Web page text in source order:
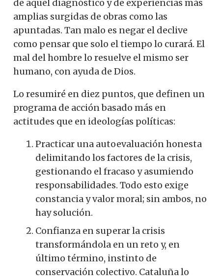
de aquel diagnóstico y de experiencias más
amplias surgidas de obras como las
apuntadas. Tan malo es negar el declive
como pensar que solo el tiempo lo curará. El
mal del hombre lo resuelve el mismo ser
humano, con ayuda de Dios.
Lo resumiré en diez puntos, que definen un
programa de acción basado más en
actitudes que en ideologías políticas:
Practicar una autoevaluación honesta
delimitando los factores de la crisis,
gestionando el fracaso y asumiendo
responsabilidades. Todo esto exige
constancia y valor moral; sin ambos, no
hay solución.
Confianza en superar la crisis
transformándola en un reto y, en
último término, instinto de
conservación colectivo. Cataluña lo